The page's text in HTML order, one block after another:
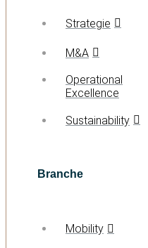
Strategie
M&A
Operational
Excellence
Sustainability
Branche
Mobility